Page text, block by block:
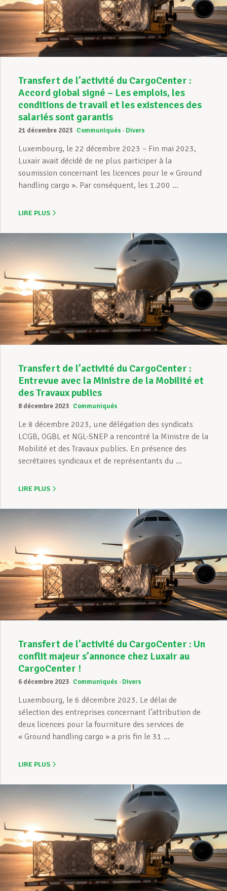
Assistance en vie privée
Devenir Membre
Actualités
Transfert de l’activité du CargoCenter :
Accord global signé – Les emplois, les
conditions de travail et les existences des
salariés sont garantis
21 décembre 2023 Communiqués Divers
Luxembourg, le 22 décembre 2023 – Fin mai 2023,
Luxair avait décidé de ne plus participer à la
soumission concernant les licences pour le « Ground
handling cargo ». Par conséquent, les 1.200 ...
LIRE PLUS
Transfert de l’activité du CargoCenter :
Entrevue avec la Ministre de la Mobilité et
des Travaux publics
8 décembre 2023 Communiqués
Le 8 décembre 2023, une délégation des syndicats
LCGB, OGBL et NGL-SNEP a rencontré la Ministre de la
Mobilité et des Travaux publics. En présence des
secrétaires syndicaux et de représentants du ...
LIRE PLUS
Transfert de l’activité du CargoCenter : Un
conflit majeur s’annonce chez Luxair au
CargoCenter !
6 décembre 2023 Communiqués Divers
Luxembourg, le 6 décembre 2023. Le délai de
sélection des entreprises concernant l’attribution de
deux licences pour la fourniture des services de
« Ground handling cargo » a pris fin le 31 ...
LIRE PLUS